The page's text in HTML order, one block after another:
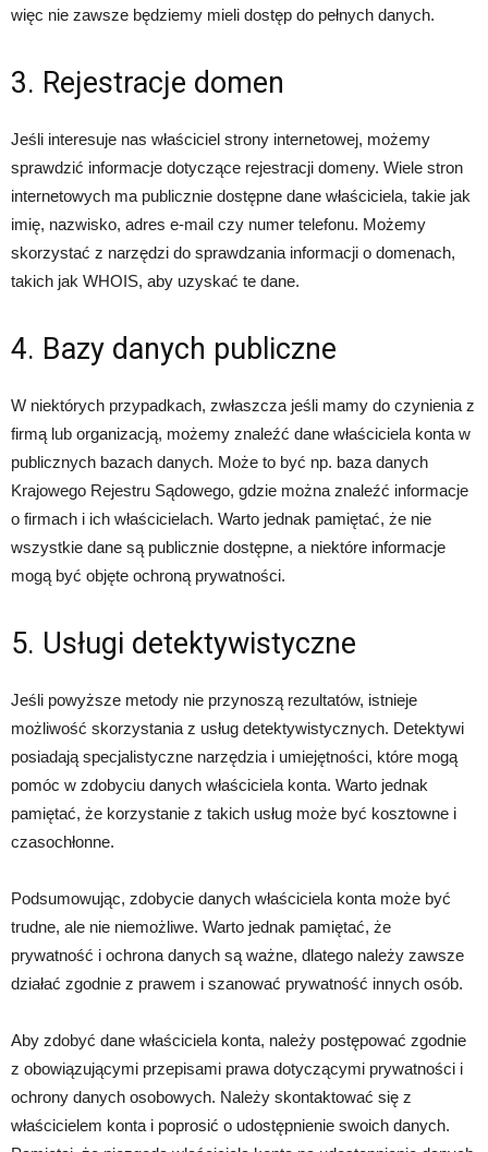
więc nie zawsze będziemy mieli dostęp do pełnych danych.
3. Rejestracje domen
Jeśli interesuje nas właściciel strony internetowej, możemy
sprawdzić informacje dotyczące rejestracji domeny. Wiele stron
internetowych ma publicznie dostępne dane właściciela, takie jak
imię, nazwisko, adres e-mail czy numer telefonu. Możemy
skorzystać z narzędzi do sprawdzania informacji o domenach,
takich jak WHOIS, aby uzyskać te dane.
4. Bazy danych publiczne
W niektórych przypadkach, zwłaszcza jeśli mamy do czynienia z
firmą lub organizacją, możemy znaleźć dane właściciela konta w
publicznych bazach danych. Może to być np. baza danych
Krajowego Rejestru Sądowego, gdzie można znaleźć informacje
o firmach i ich właścicielach. Warto jednak pamiętać, że nie
wszystkie dane są publicznie dostępne, a niektóre informacje
mogą być objęte ochroną prywatności.
5. Usługi detektywistyczne
Jeśli powyższe metody nie przynoszą rezultatów, istnieje
możliwość skorzystania z usług detektywistycznych. Detektywi
posiadają specjalistyczne narzędzia i umiejętności, które mogą
pomóc w zdobyciu danych właściciela konta. Warto jednak
pamiętać, że korzystanie z takich usług może być kosztowne i
czasochłonne.
Podsumowując, zdobycie danych właściciela konta może być
trudne, ale nie niemożliwe. Warto jednak pamiętać, że
prywatność i ochrona danych są ważne, dlatego należy zawsze
działać zgodnie z prawem i szanować prywatność innych osób.
Aby zdobyć dane właściciela konta, należy postępować zgodnie
z obowiązującymi przepisami prawa dotyczącymi prywatności i
ochrony danych osobowych. Należy skontaktować się z
właścicielem konta i poprosić o udostępnienie swoich danych.